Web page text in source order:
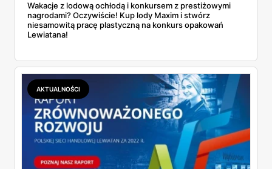
Wakacje z lodową ochłodą i konkursem z prestiżowymi
nagrodami? Oczywiście! Kup lody Maxim i stwórz
niesamowitą pracę plastyczną na konkurs opakowań
Lewiatana!
AKTUALNOŚCI